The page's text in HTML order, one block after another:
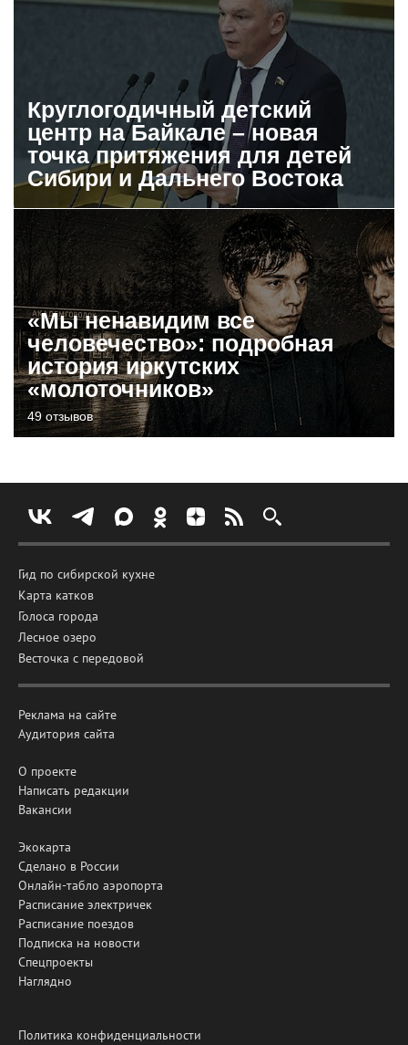
Круглогодичный детский
центр на Байкале – новая
точка притяжения для детей
Сибири и Дальнего Востока
«Мы ненавидим все
человечество»: подробная
история иркутских
«молоточников»
49 отзывов
Гид по сибирской кухне
Карта катков
Голоса города
Лесное озеро
Весточка с передовой
Реклама на сайте
Аудитория сайта
О проекте
Написать редакции
Вакансии
Экокарта
Сделано в России
Онлайн-табло аэропорта
Расписание электричек
Расписание поездов
Подписка на новости
Спецпроекты
Наглядно
Политика конфиденциальности